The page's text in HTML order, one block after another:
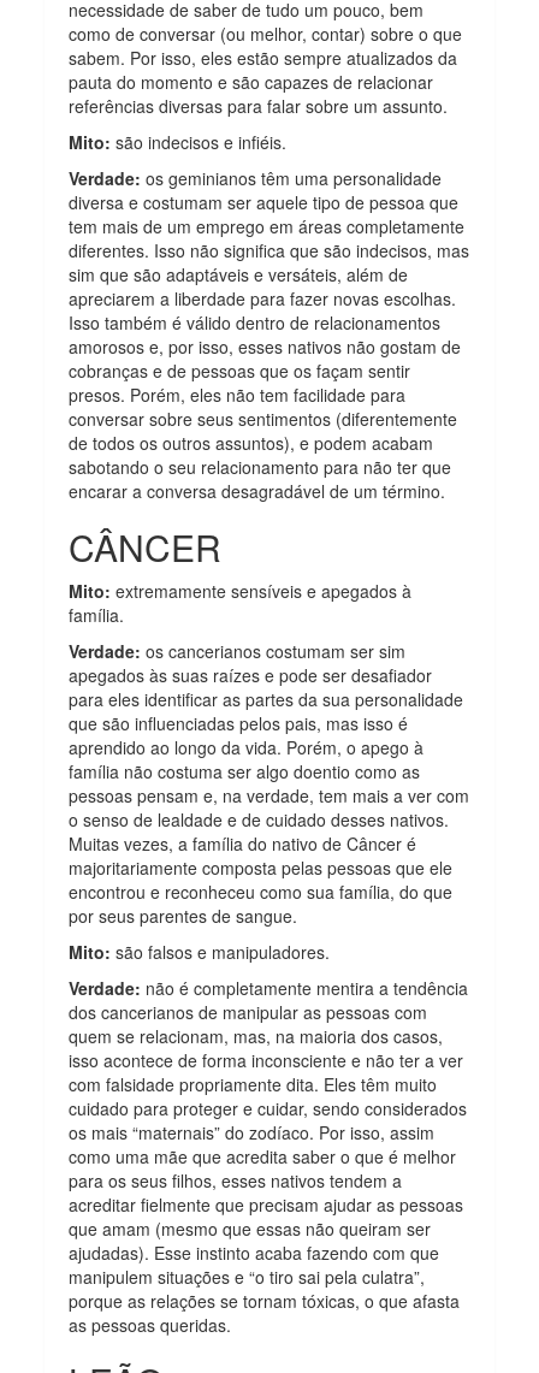
necessidade de saber de tudo um pouco, bem
como de conversar (ou melhor, contar) sobre o que
sabem. Por isso, eles estão sempre atualizados da
pauta do momento e são capazes de relacionar
referências diversas para falar sobre um assunto.
Mito: são indecisos e infiéis.
Verdade: os geminianos têm uma personalidade
diversa e costumam ser aquele tipo de pessoa que
tem mais de um emprego em áreas completamente
diferentes. Isso não significa que são indecisos, mas
sim que são adaptáveis e versáteis, além de
apreciarem a liberdade para fazer novas escolhas.
Isso também é válido dentro de relacionamentos
amorosos e, por isso, esses nativos não gostam de
cobranças e de pessoas que os façam sentir
presos. Porém, eles não tem facilidade para
conversar sobre seus sentimentos (diferentemente
de todos os outros assuntos), e podem acabam
sabotando o seu relacionamento para não ter que
encarar a conversa desagradável de um término.
CÂNCER
Mito: extremamente sensíveis e apegados à
família.
Verdade: os cancerianos costumam ser sim
apegados às suas raízes e pode ser desafiador
para eles identificar as partes da sua personalidade
que são influenciadas pelos pais, mas isso é
aprendido ao longo da vida. Porém, o apego à
família não costuma ser algo doentio como as
pessoas pensam e, na verdade, tem mais a ver com
o senso de lealdade e de cuidado desses nativos.
Muitas vezes, a família do nativo de Câncer é
majoritariamente composta pelas pessoas que ele
encontrou e reconheceu como sua família, do que
por seus parentes de sangue.
Mito: são falsos e manipuladores.
Verdade: não é completamente mentira a tendência
dos cancerianos de manipular as pessoas com
quem se relacionam, mas, na maioria dos casos,
isso acontece de forma inconsciente e não ter a ver
com falsidade propriamente dita. Eles têm muito
cuidado para proteger e cuidar, sendo considerados
os mais “maternais” do zodíaco. Por isso, assim
como uma mãe que acredita saber o que é melhor
para os seus filhos, esses nativos tendem a
acreditar fielmente que precisam ajudar as pessoas
que amam (mesmo que essas não queiram ser
ajudadas). Esse instinto acaba fazendo com que
manipulem situações e “o tiro sai pela culatra”,
porque as relações se tornam tóxicas, o que afasta
as pessoas queridas.